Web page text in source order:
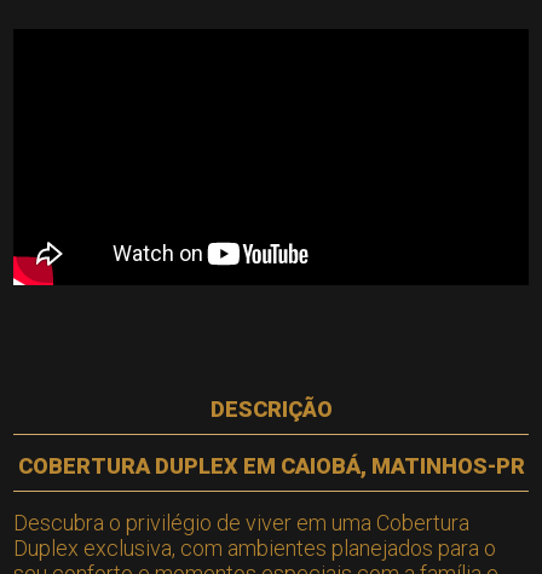
DESCRIÇÃO
COBERTURA DUPLEX EM CAIOBÁ, MATINHOS-PR
Descubra o privilégio de viver em uma Cobertura
Duplex exclusiva, com ambientes planejados para o